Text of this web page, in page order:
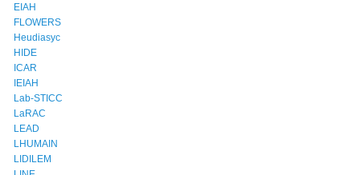
EIAH
FLOWERS
Heudiasyc
HIDE
ICAR
IEIAH
Lab-STICC
LaRAC
LEAD
LHUMAIN
LIDILEM